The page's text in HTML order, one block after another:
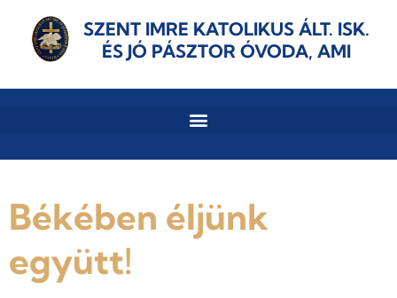
SZENT IMRE KATOLIKUS ÁLT. ISK.
ÉS JÓ PÁSZTOR ÓVODA, AMI
Békében éljünk
együtt!